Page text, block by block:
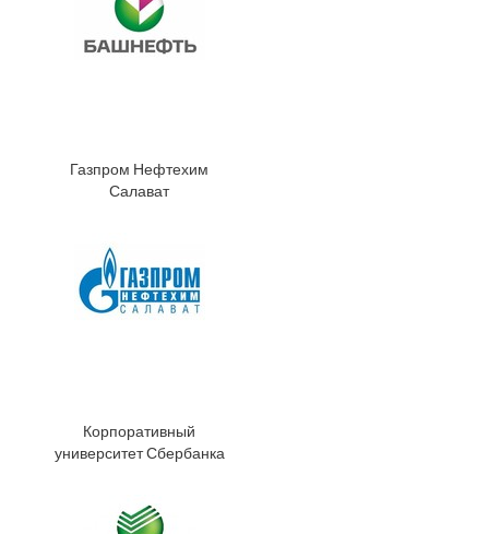
Газпром Нефтехим
Салават
Корпоративный
университет Сбербанка